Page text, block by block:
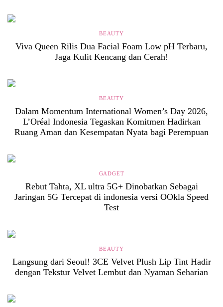
BEAUTY
Viva Queen Rilis Dua Facial Foam Low pH Terbaru,
Jaga Kulit Kencang dan Cerah!
BEAUTY
Dalam Momentum International Women’s Day 2026,
L’Oréal Indonesia Tegaskan Komitmen Hadirkan
Ruang Aman dan Kesempatan Nyata bagi Perempuan
GADGET
Rebut Tahta, XL ultra 5G+ Dinobatkan Sebagai
Jaringan 5G Tercepat di indonesia versi OOkla Speed
Test
BEAUTY
Langsung dari Seoul! 3CE Velvet Plush Lip Tint Hadir
dengan Tekstur Velvet Lembut dan Nyaman Seharian